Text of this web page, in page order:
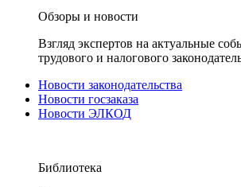
Обзоры и новости
Взгляд экспертов на актуальные
трудового и налогового
Новости законодательства
Новости госзаказа
Новости ЭЛКОД
Библиотека